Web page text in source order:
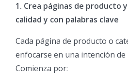
1. Crea páginas de producto
calidad y con palabras clave
Cada página de producto o
enfocarse en una intención de
Comienza por: